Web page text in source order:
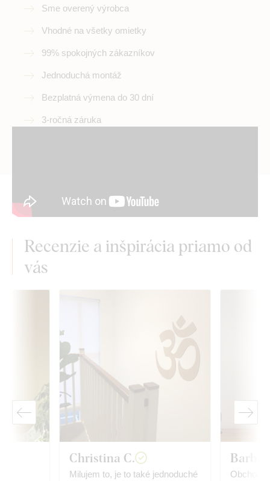
Sme overený výrobca
Vhodné na všetky omietky
99% spokojných zákazníkov
Jednoduchá montáž
Bezplatná výmena do 30 dní
3-ročná záruka
Recenzie a inšpirácia priamo od
vás
Christina C.
Milujem to, je to také jednoduché
Obchod